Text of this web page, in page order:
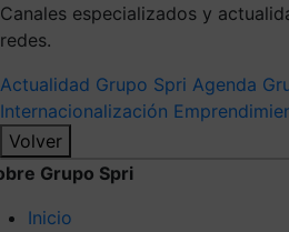
Canales especializados y
redes.
Actualidad Grupo Spri Agenda
Internacionalización
Volver
Grupo Spri
Inicio